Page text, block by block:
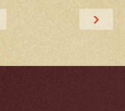
›